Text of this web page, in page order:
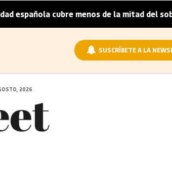
española cubre menos de la mitad del
SUSCRÍBETE A LA
2026